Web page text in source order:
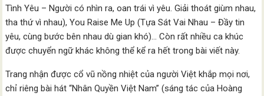
Tình Yêu – Người có nhìn ra, oan trái vì yêu. Giải thoát giùm nhau,
tha thứ vì nhau), You Raise Me Up (Tựa Sát Vai Nhau – Đầy tin
yêu, cùng bước bên nhau dù gian khó)… Còn rất nhiều ca khúc
được chuyển ngữ khác không thể kể ra hết trong bài viết này.
Trang nhận được cổ vũ nồng nhiệt của người Việt khắp mọi nơi,
chỉ riêng bài hát “Nhân Quyền Việt Nam” (sáng tác của Hoàng